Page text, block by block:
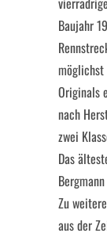
Baujahr
möglichst
Originals
nach
zwei
Das
Zu
aus der